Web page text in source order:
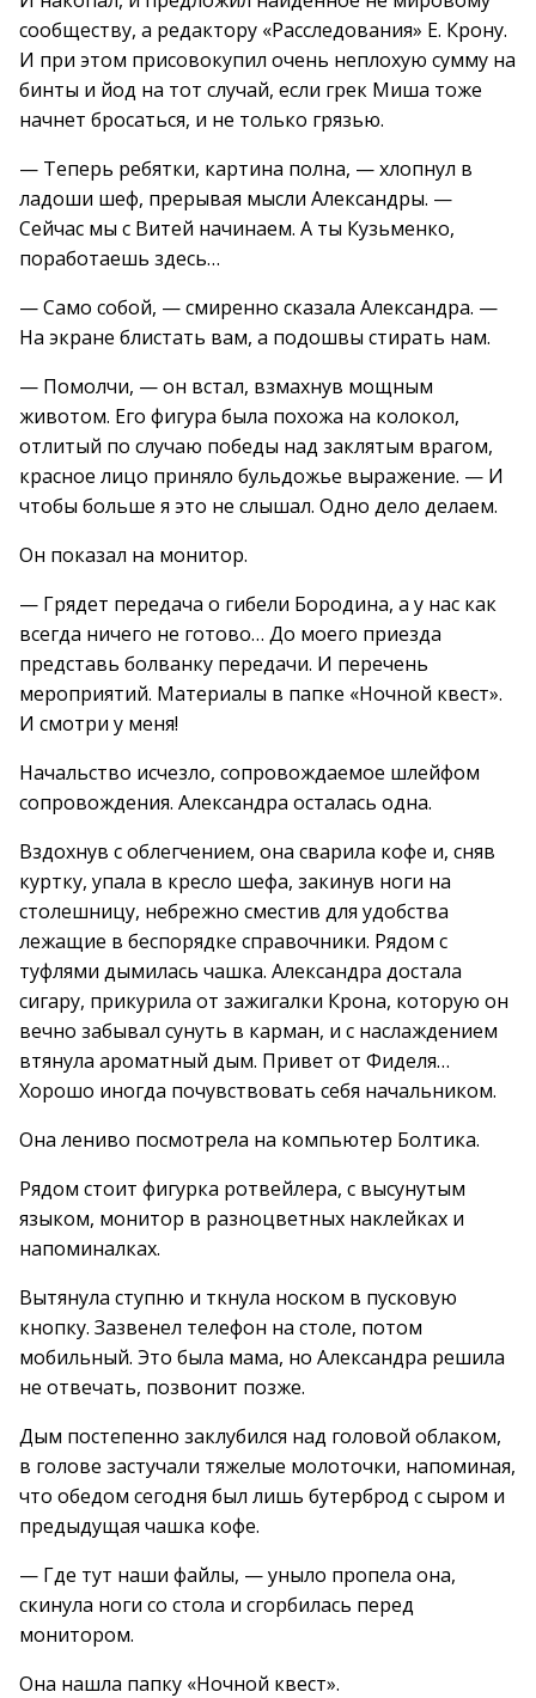
сообществу, а редактору «Расследования» Е. Крону.
И при этом присовокупил очень неплохую сумму на
бинты и йод на тот случай, если грек Миша тоже
начнет бросаться, и не только грязью.
— Теперь ребятки, картина полна, — хлопнул в
ладоши шеф, прерывая мысли Александры. —
Сейчас мы с Витей начинаем. А ты Кузьменко,
поработаешь здесь…
— Само собой, — смиренно сказала Александра. —
На экране блистать вам, а подошвы стирать нам.
— Помолчи, — он встал, взмахнув мощным
животом. Его фигура была похожа на колокол,
отлитый по случаю победы над заклятым врагом,
красное лицо приняло бульдожье выражение. — И
чтобы больше я это не слышал. Одно дело делаем.
Он показал на монитор.
— Грядет передача о гибели Бородина, а у нас как
всегда ничего не готово… До моего приезда
представь болванку передачи. И перечень
мероприятий. Материалы в папке «Ночной квест».
И смотри у меня!
Начальство исчезло, сопровождаемое шлейфом
сопровождения. Александра осталась одна.
Вздохнув с облегчением, она сварила кофе и, сняв
куртку, упала в кресло шефа, закинув ноги на
столешницу, небрежно сместив для удобства
лежащие в беспорядке справочники. Рядом с
туфлями дымилась чашка. Александра достала
сигару, прикурила от зажигалки Крона, которую он
вечно забывал сунуть в карман, и с наслаждением
втянула ароматный дым. Привет от Фиделя…
Хорошо иногда почувствовать себя начальником.
Она лениво посмотрела на компьютер Болтика.
Рядом стоит фигурка ротвейлера, с высунутым
языком, монитор в разноцветных наклейках и
напоминалках.
Вытянула ступню и ткнула носком в пусковую
кнопку. Зазвенел телефон на столе, потом
мобильный. Это была мама, но Александра решила
не отвечать, позвонит позже.
Дым постепенно заклубился над головой облаком,
в голове застучали тяжелые молоточки, напоминая,
что обедом сегодня был лишь бутерброд с сыром и
предыдущая чашка кофе.
— Где тут наши файлы, — уныло пропела она,
скинула ноги со стола и сгорбилась перед
монитором.
Она нашла папку «Ночной квест».